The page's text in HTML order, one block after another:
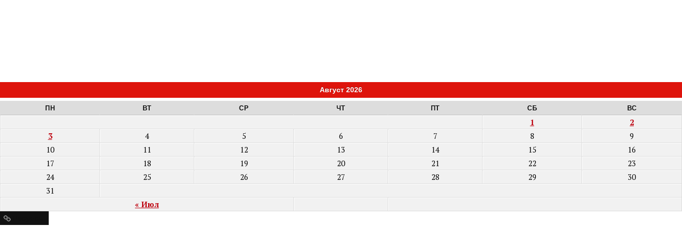
Август 2026
ПН ВТ СР ЧТ ПТ СБ ВС
« Июл
1
2
3
4 5 6 7 8
9
10
11 12 13 14 15
16
17
18 19 20 21 22
23
24
25 26 27 28 29
30
31